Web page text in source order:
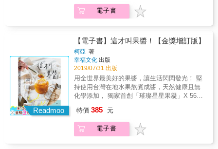
派：酥脆的春捲皮包裹著蘋果果醬，快速即可
完成的一道蘋果派甜點。 ☉柑橘果醬蛋捲：利
用鬆餅粉來製蛋糕捲，搭配柑橘醬奶油乳酪的
酸味,苦甜相交非常搭配。 ☉藍莓冷凍優格：混
合優格與藍莓果醬的一道甜點,吃起來宛如冰棒
般的口感,好吃! 【特別收錄4】水果月曆 想成為
果醬達人，熟稀水果盛產季節就是關鍵。雖然
有許多水果已經不分產季，一年四季皆可品
嚐，但仍建議購買當季的水果，香味最突出、
而且價格通常好入手。 甜蜜蜜推薦 柯亞(世界
柑橘類果醬冠軍X好食光 Keya Jam創辦人) 海
頓媽媽（料理烘焙實驗家）
不同類別組合起來，經過油脂、溫度轉化，激
盪出迷人風味！ 特色2）精選34種常見辛香
料， 了解每種單方的獨特脾性與專長！ 一道料
理或食材，要選擇哪些辛香料？ 哪些辛香料適
合長燉、矯味、賦香？ 認識單方的「氣味」與
「功能」並安排得宜， 將能創造渾然天成的料
理風味！ ‧對味的食材：以海鮮類為例，樸實清
爽的香茅特別搭配；而台灣習慣用生薑除腥可
能會影響魚肉嫩度，不妨選擇南薑能更好地引
出魚鮮味。 ‧烹調的功能：依據料理的需求選
擇，像是除腥羶味用八角、丁香、胡椒；賦清
香用南薑、香茅；賦沉香兼滲透可用肉豆蔻、
甜胡椒。 ‧收錄66道食譜：每種辛香料後分享
1~2個食譜，從台灣、印度到南洋各國的料理運
用，掌握各式菜系風味精髓。 特色3）圖解34
糀+冰塊飲用法，延伸到下午茶的蛋糕、甜點到
主菜的變化應用，你會發現吃好吃巧吃健康是
食物 ★不含酒精也不添加砂糖，來自米、米麴
自然發酵的營養素高達350種以上 ★在日本被
視為「喝的點滴」，甚至預測為下一波的美容
發燒趨勢，而在台灣，不只做為飲品的天然調
味劑，書中更有沙拉沾醬、甜點，湯品到主菜
的變化應用 甘酒甘糀是一種日本傳統飲料(起源
於西元約300～710年)，只由米與米麴經過發酵
製作而成，沒有添加酵母所以不含酒精，是由
米所產生的自然甘味，在日本被做為飲料或是
發酵為核心，進而達到基本的保健養生的目
的，很多研究發現日本人經常食用發酵食品是
讓日本人成為世界長壽人口較多國家之一的關
電子書
Readmoo
【電子書】這才叫果醬！【金獎增訂版】
柯亞 著
幸福文化 出版
2019/07/31 出版
用全世界最美好的果醬，讓生活閃閃發光！ 堅
持使用台灣在地水果熬煮成醬，天然健康且無
化學添加， 獨家首創「璀璨星星果凝」X 56款
張照片完整圖解每款果醬製作過程，零失敗最
詳盡的果醬大全 & 果醬是個人的創作，一本
書、一場電影、一段旅行都是觸發，讓我迫不
特價 385 元
電子書